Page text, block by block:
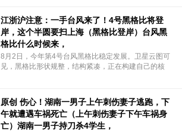
江浙沪注意：一手台风来了！4号黑格比将登
岸，这个半圆要扫上海（黑格比登岸）台风黑
格比什么时候来，
8月2日，今年第4号台风黑格比稳定发展。卫星云图可
见，黑格比形状规整，结构紧凑，正在构建自己的核
原创 伤心！湖南一男子上午刺伤妻子逃跑，下
午就遭遇车祸死亡（上午刺伤妻子下午车祸身
亡）湖南一男子持刀杀4学生，